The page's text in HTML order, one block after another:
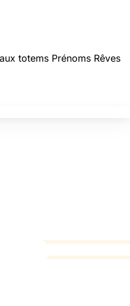
totems Prénoms Rêves